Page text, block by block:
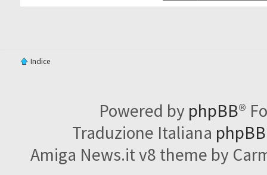
Indice
Powered by phpBB®
Traduzione Italiana
Amiga News.it v8 theme by